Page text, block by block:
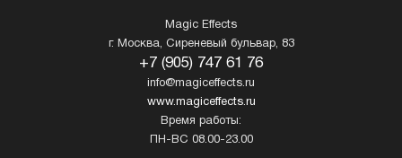
Magic Effects
г. Москва, Сиреневый бульвар, 83
+7 (905) 747 61 76
info@magiceffects.ru
www.magiceffects.ru
Время работы:
ПН-ВС 08.00-23.00